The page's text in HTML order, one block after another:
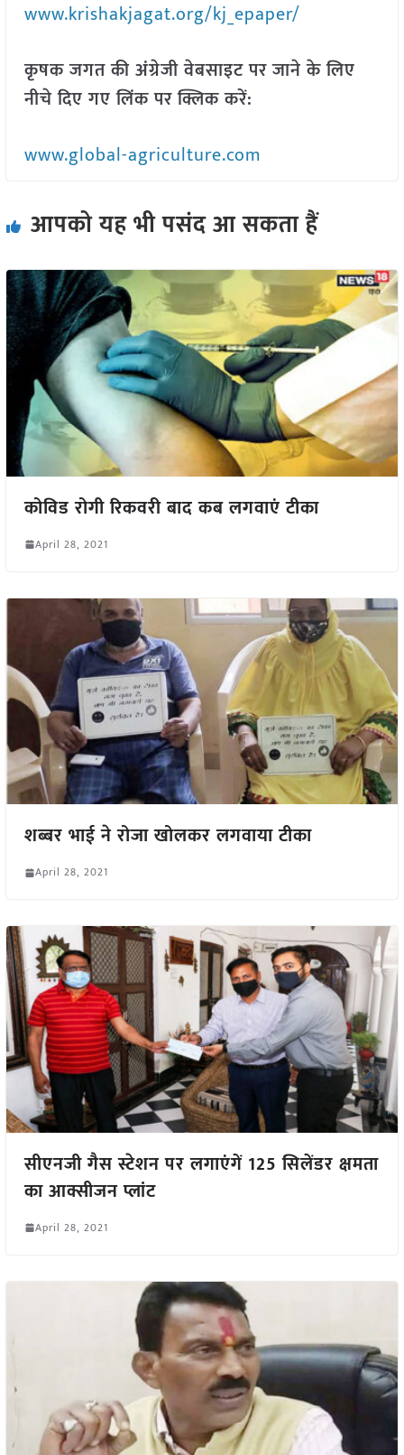
www.krishakjagat.org/kj_epaper/
कृषक जगत की अंग्रेजी वेबसाइट पर जाने के लिए
नीचे दिए गए लिंक पर क्लिक करें:
www.global-agriculture.com
आपको यह भी पसंद आ सकता हैं
कोविड रोगी रिकवरी बाद कब लगवाएं टीका
April 28, 2021
शब्बर भाई ने रोजा खोलकर लगवाया टीका
April 28, 2021
सीएनजी गैस स्टेशन पर लगाएंगें 125 सिलेंडर क्षमता
का आक्सीजन प्लांट
April 28, 2021